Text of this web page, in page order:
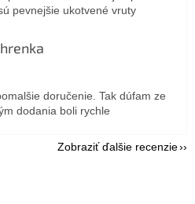
pevnejšie ukotvené vruty
je 5 z 5 hviezdičiek.
doručenie. Tak dúfam ze
dodania boli rychle
Zobraziť ďalšie recenzie